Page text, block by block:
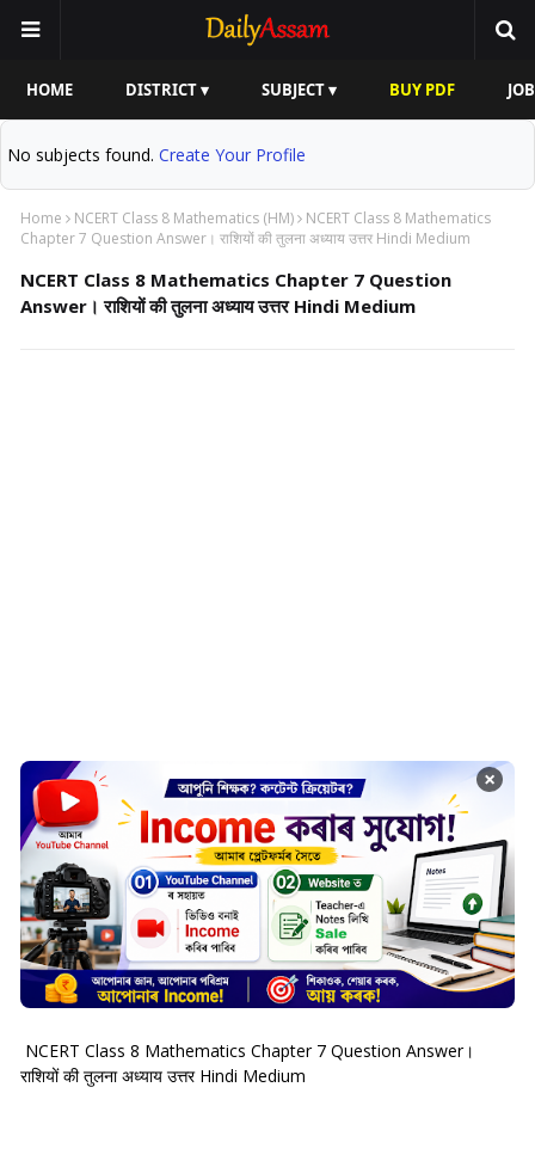
HOME DISTRICT ▾ SUBJECT ▾ BUY PDF
No subjects found. Create Your Profile
Home NCERT Class 8 Mathematics (HM)
NCERT Class 8 Mathematics
Chapter 7 Question Answer। राशियों की तुलना अध्याय उत्तर Hindi Medium
NCERT Class 8 Mathematics Chapter 7 Question
Answer। राशियों की तुलना अध्याय उत्तर Hindi Medium
×
NCERT Class 8 Mathematics Chapter 7 Question Answer।
राशियों की तुलना अध्याय उत्तर Hindi Medium